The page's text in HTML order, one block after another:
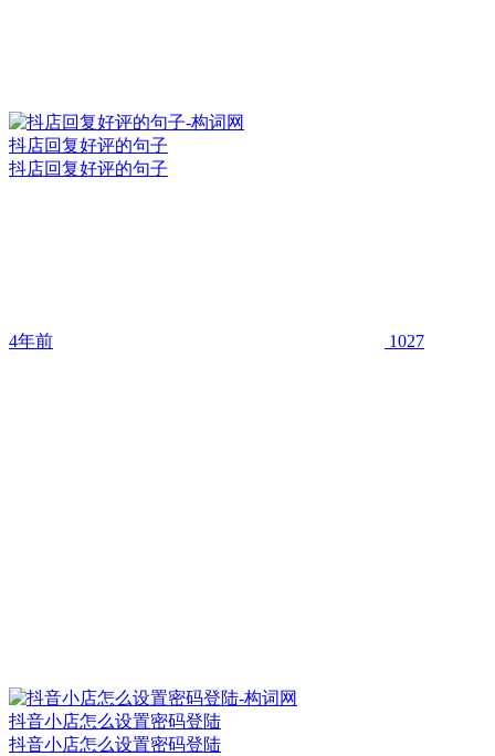
抖店回复好评的句子
抖店回复好评的句子
4年前 1027
抖音小店怎么设置密码登陆
抖音小店怎么设置密码登陆